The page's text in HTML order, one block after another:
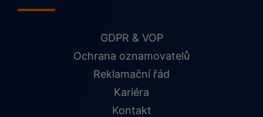
GDPR & VOP
Ochrana oznamovatelů
Reklamační řád
Kariéra
Kontakt